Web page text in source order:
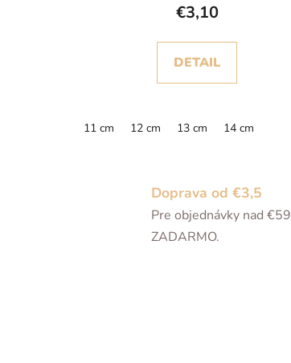
Doprava od €3,5
Pre objednávky nad €59
ZADARMO.
€3,10
DETAIL
11 cm 12 cm 13 cm 14 cm